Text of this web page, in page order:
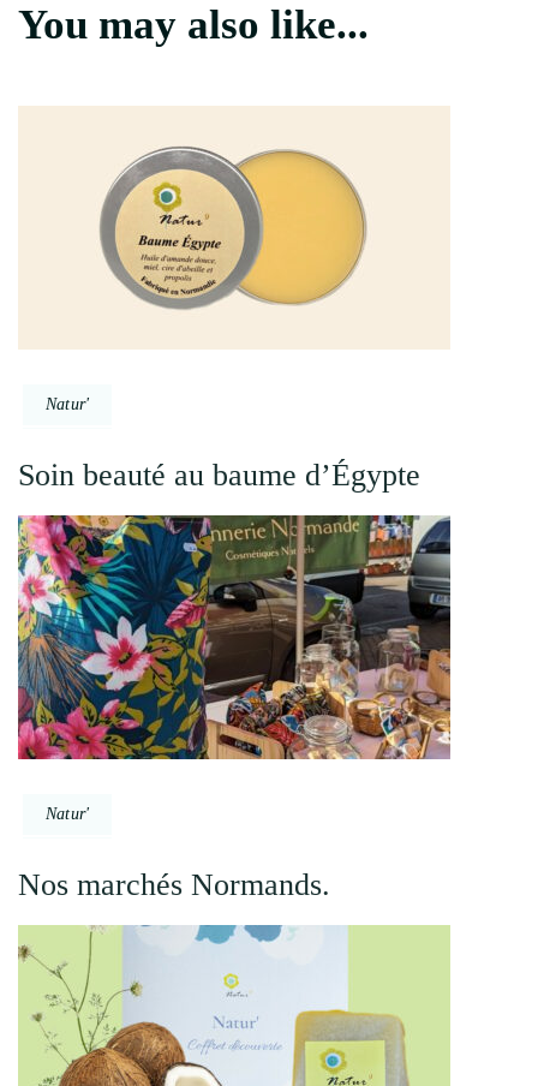
You may also like...
Natur'
Soin beauté au baume d’Égypte
Natur'
Nos marchés Normands.